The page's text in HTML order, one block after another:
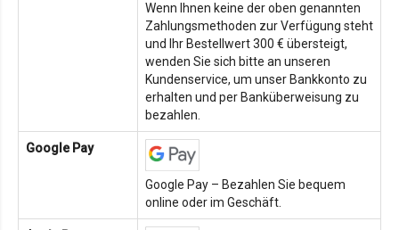
Wenn Ihnen keine der oben genannten
Zahlungsmethoden zur Verfügung steht
und Ihr Bestellwert 300 € übersteigt,
wenden Sie sich bitte an unseren
Kundenservice, um unser Bankkonto zu
erhalten und per Banküberweisung zu
bezahlen.
Google Pay
Google Pay – Bezahlen Sie bequem
online oder im Geschäft.